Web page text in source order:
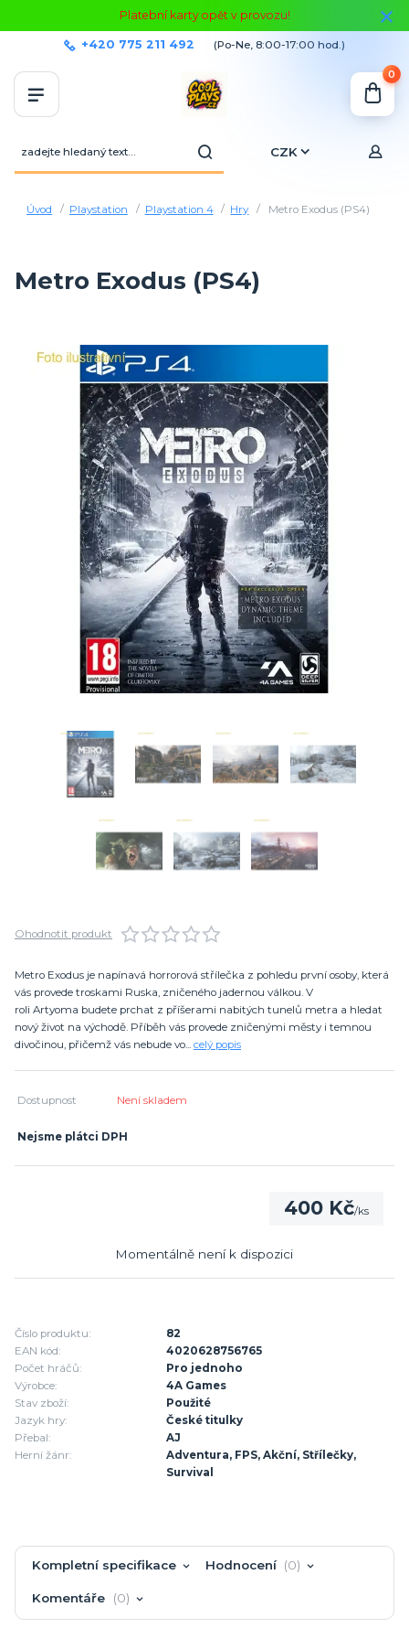
Platební karty opět v provozu!
CZK
+420 775 211 492 (Po-Ne, 8:00-17:00 hod.)
0
Úvod Playstation Playstation 4 Hry Metro Exodus (PS4)
Metro Exodus (PS4)
Ohodnotit produkt
Metro Exodus je napínavá horrorová střílečka z pohledu první osoby, která
vás provede troskami Ruska, zničeného jadernou válkou. V
roli Artyoma budete prchat z příšerami nabitých tunelů metra a hledat
nový život na východě. Příběh vás provede zničenými městy i temnou
divočinou, přičemž vás nebude vo... celý popis
Dostupnost Není skladem
Nejsme plátci DPH
400 Kč/ks
Momentálně není k dispozici
Číslo produktu:
82
EAN kód:
4020628756765
Počet hráčů:
Pro jednoho
Výrobce:
4A Games
Stav zboží:
Použité
Jazyk hry:
České titulky
Přebal:
AJ
Herní žánr:
Adventura, FPS, Akční, Střílečky,
Survival
Kompletní specifikace Hodnocení 0
Komentáře 0